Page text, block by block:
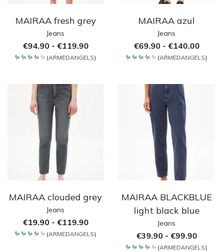
MAIRAA fresh grey
Jeans
€94.90 - €119.90
(ARMEDANGELS)
MAIRAA azul
Jeans
€69.90 - €140.00
(ARMEDANGELS)
MAIRAA clouded grey
Jeans
€19.90 - €119.90
(ARMEDANGELS)
MAIRAA BLACKBLUE
light black blue
Jeans
€39.90 - €99.90
(ARMEDANGELS)